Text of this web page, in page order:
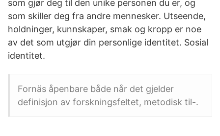
som gjør deg til den unike personen du er, og
som skiller deg fra andre mennesker. Utseende,
holdninger, kunnskaper, smak og kropp er noe
av det som utgjør din personlige identitet. Sosial
identitet.
Fornäs åpenbare både når det gjelder
definisjon av forskningsfeltet, metodisk til-.